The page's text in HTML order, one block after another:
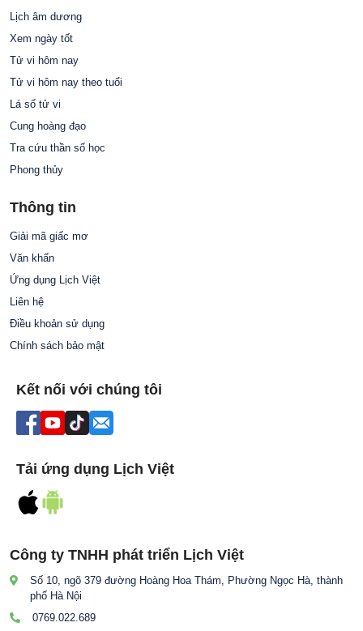
Công ty TNHH phát triển Lịch Việt
Số 10, ngõ 379 đường Hoàng Hoa Thám, Phường Ngọc Hà, thành
phố Hà Nội
0769.022.689
Lịch âm dương
Xem ngày tốt
Tử vi hôm nay
Tử vi hôm nay theo tuổi
Lá số tử vi
Cung hoàng đạo
Tra cứu thần số học
Phong thủy
Thông tin
Giải mã giấc mơ
Văn khấn
Ứng dụng Lịch Việt
Liên hệ
Điều khoản sử dụng
Chính sách bảo mật
Kết nối với chúng tôi
Tải ứng dụng Lịch Việt